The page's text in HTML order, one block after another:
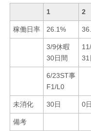
1 2
稼働日率 26.1%
3/9休暇
30日間
31
6/23ST事
F1/L0
未消化 30日 0日
備考